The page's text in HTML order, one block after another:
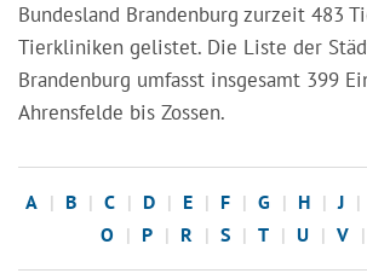
Bundesland Brandenburg zurzeit 483
Tierkliniken gelistet. Die Liste der
Brandenburg umfasst insgesamt 399
Ahrensfelde bis Zossen.
A B C D E F G H J
O
P R S T U V